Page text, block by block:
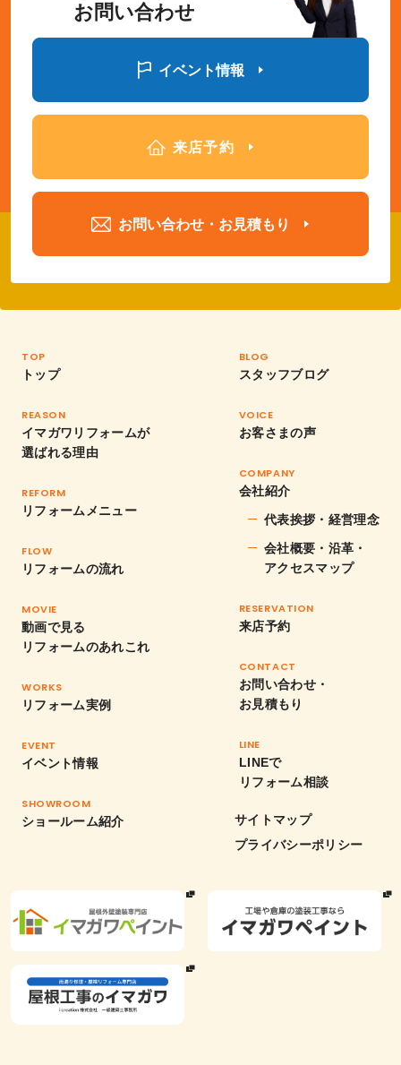
お問い合わせ
イベント情報
来店予約
お問い合わせ・お見積もり
TOP
トップ
REASON
イマガワリフォームが
選ばれる理由
REFORM
リフォームメニュー
FLOW
リフォームの流れ
MOVIE
動画で見る
リフォームのあれこれ
WORKS
リフォーム実例
EVENT
イベント情報
SHOWROOM
ショールーム紹介
BLOG
スタッフブログ
VOICE
お客さまの声
COMPANY
会社紹介
代表挨拶・経営理念
会社概要・沿革・
アクセスマップ
RESERVATION
来店予約
CONTACT
お問い合わせ・
お見積もり
LINE
LINEで
リフォーム相談
サイトマップ
プライバシーポリシー